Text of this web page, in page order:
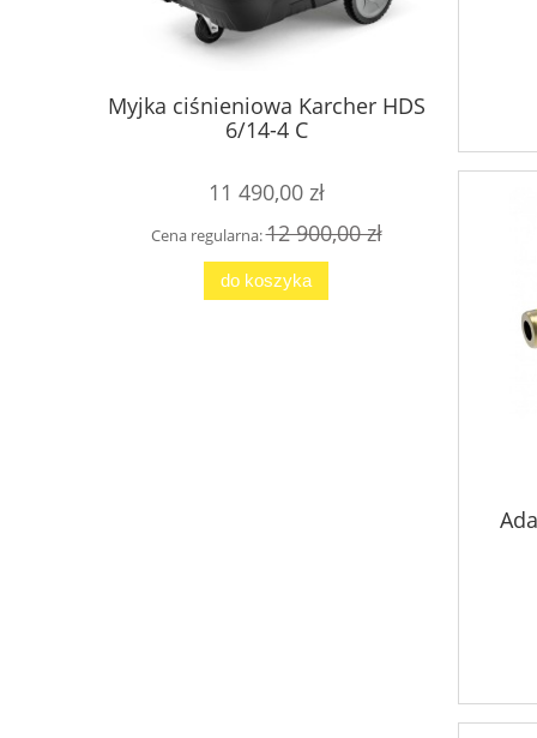
Myjka ciśnieniowa Karcher HDS
6/14-4 C
11 490,00 zł
Cena regularna:12 900,00 zł
do koszyka